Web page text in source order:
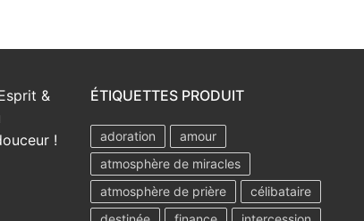
&
!
ÉTIQUETTES PRODUIT
adoration
amour
atmosphère de miracles
atmosphère de prière
célibataire